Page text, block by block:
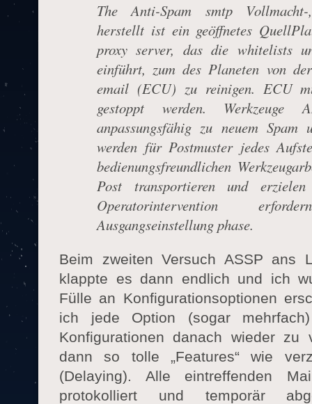
The Anti-Spam smtp
herstellt ist ein geöffnetes
proxy server, das die whitelists
einführt, zum des Planeten von
email (ECU) zu reinigen. ECU
gestoppt werden. Werkzeuge
anpassungsfähig zu neuem Spam
werden für Postmuster jedes
bedienungsfreundlichen
Post transportieren und
Operatorintervention
Ausgangseinstellung phase.
Beim zweiten Versuch ASSP ans
klappte es dann endlich und ich
Fülle an Konfigurationsoptionen
ich jede Option (sogar
Konfigurationen danach wieder zu
dann so tolle „Features“ wie
(Delaying). Alle eintreffenden
protokolliert und temporär